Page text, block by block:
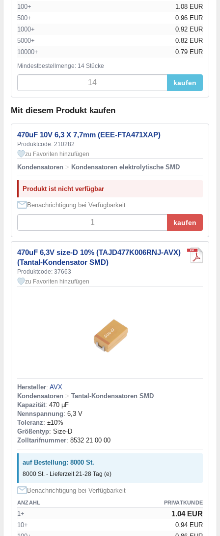
100+
1.08 EUR
500+
0.96 EUR
1000+
0.92 EUR
5000+
0.82 EUR
10000+
0.79 EUR
Mindestbestellmenge: 14 Stücke
kaufen
Mit diesem Produkt kaufen
470uF 10V 6,3 X 7,7mm (EEE-FTA471XAP)
Produktcode: 210282
zu Favoriten hinzufügen
Kondensatoren > Kondensatoren elektrolytische SMD
Produkt ist nicht verfügbar
Benachrichtigung bei Verfügbarkeit
kaufen
470uF 6,3V size-D 10% (TAJD477K006RNJ-AVX)
(Tantal-Kondensator SMD)
Produktcode: 37663
zu Favoriten hinzufügen
Hersteller: AVX
Kondensatoren > Tantal-Kondensatoren SMD
Kapazität: 470 µF
Nennspannung: 6,3 V
Toleranz: ±10%
Größentyp: Size-D
Zolltarifnummer: 8532 21 00 00
auf Bestellung: 8000 St.
8000 St. - Lieferzeit 21-28 Tag (e)
Benachrichtigung bei Verfügbarkeit
ANZAHL PRIVATKUNDE
1+ 1.04 EUR
10+
0.94 EUR